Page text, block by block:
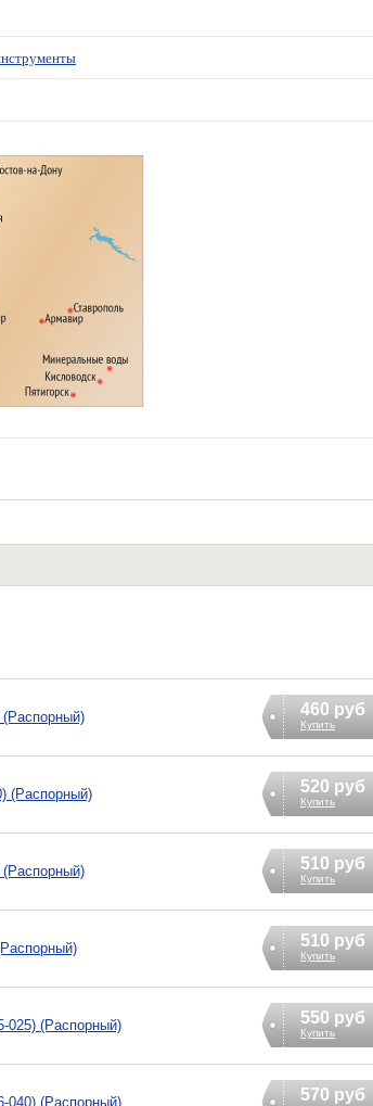
460 руб
Купить
(Распорный) 520 руб
Купить
510 руб
Купить
510 руб
Купить
(Распорный) 550 руб
Купить
(Распорный) 570 руб